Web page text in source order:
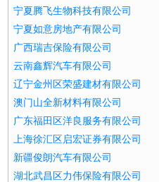
宁夏腾飞生物科技有限公司
宁夏如意房地产有限公司
广西瑞吉保险有限公司
云南鑫辉汽车有限公司
辽宁金州区荣盛建材有限公司
澳门山全新材料有限公司
广东福田区洋良服务有限公司
上海徐汇区启宏证券有限公司
新疆俊朗汽车有限公司
湖北武昌区力伟保险有限公司